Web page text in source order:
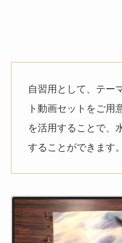
自習用として、テー
ト動画セットをご用
を活用することで、
することができます。